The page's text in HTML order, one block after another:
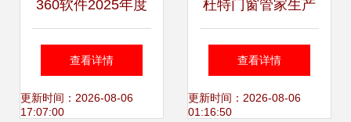
360软件2025年度
产品战略升级 AI安
全管家与生态整合
查看详情
更新时间：2026-08-06
17:07:00
杜特门窗管家生产
软件 一键算料，高
效管理从预算到报
查看详情
更新时间：2026-08-06
01:16:50